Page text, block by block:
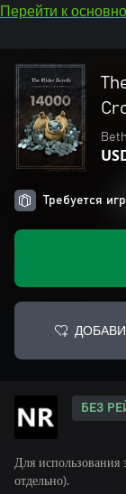
Перейти к
Требуется
БЕЗ
Для использования
отдельно).